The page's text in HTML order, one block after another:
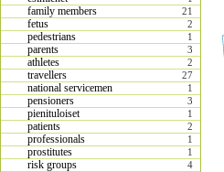
family members 21
fetus 2
pedestrians 1
parents 3
athletes 2
travellers 27
national servicemen 1
pensioners 3
pienituloiset 1
patients 2
professionals 1
prostitutes 1
risk groups 4